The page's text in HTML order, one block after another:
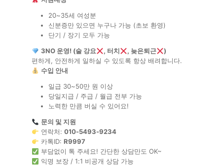
20~35세 여성분
신분증만 있으면 누구나 가능 (초보 환영)
단기 / 장기 모두 가능
3NO 운영! (술 강요
, 터치 , 늦은퇴근
)
편하게, 안전하게 일하실 수 있도록 항상 배려합니다.
수입 안내
일급 30~50만 원 이상
당일지급 / 주급 / 월급 전부 가능
노력한 만큼 버실 수 있어요!
문의 및 지원
연락처:010-5493-9234
카톡ID:R9997
부담없이 톡 주세요! 간단한 상담만도 OK~
익명 보장 / 1:1 비공개 상담 가능